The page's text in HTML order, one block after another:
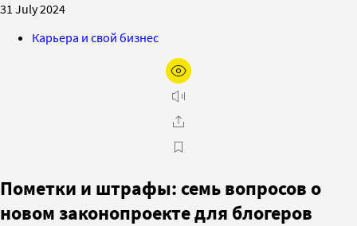
31 July 2024
Карьера и свой бизнес
Пометки и штрафы: семь вопросов о
новом законопроекте для блогеров